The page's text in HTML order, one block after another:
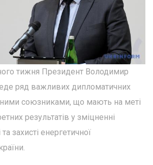
тижня Президент Володимир
ряд важливих дипломатичних
союзниками, що мають на меті
результатів у зміцненні
захисті енергетичної